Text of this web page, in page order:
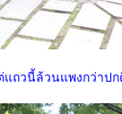
ถวนี้ล้วนแพงกว่าป